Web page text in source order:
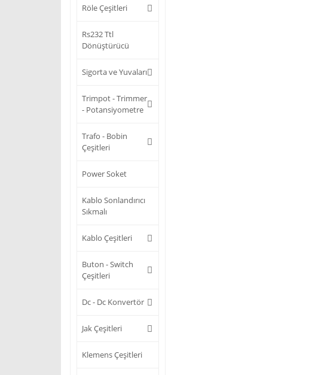
Röle Çeşitleri
Rs232 Ttl
Dönüştürücü
Sigorta ve Yuvaları
Trimpot - Trimmer
- Potansiyometre
Trafo - Bobin
Çeşitleri
Power Soket
Kablo Sonlandırıcı
Sıkmalı
Kablo Çeşitleri
Buton - Switch
Çeşitleri
Dc - Dc Konvertör
Jak Çeşitleri
Klemens Çeşitleri